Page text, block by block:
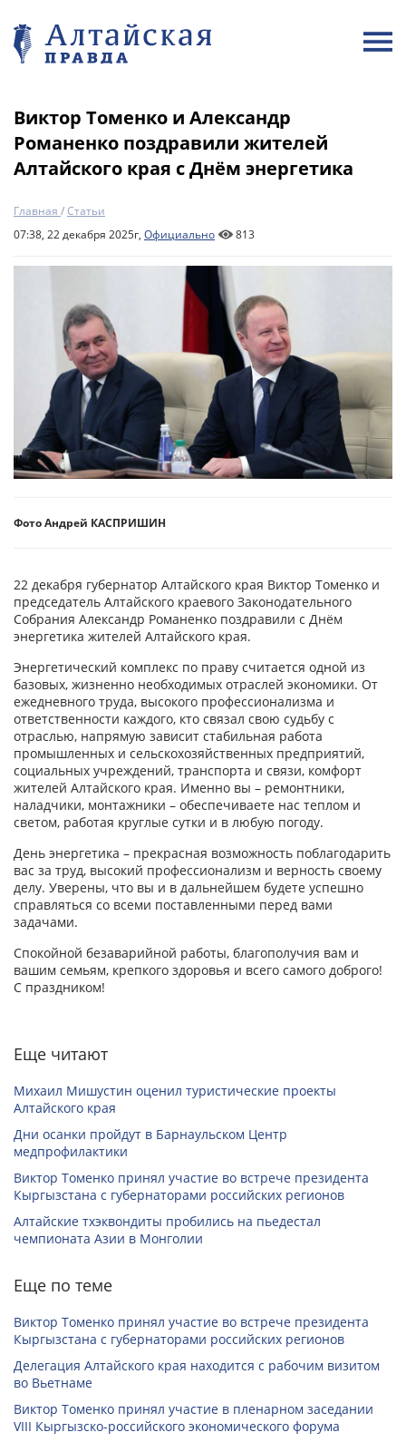
Виктор Томенко и Александр
Романенко поздравили жителей
Алтайского края с Днём энергетика
Главная /Статьи
07:38, 22 декабря 2025г, Официально 813
Фото Андрей КАСПРИШИН
22 декабря губернатор Алтайского края Виктор Томенко и
председатель Алтайского краевого Законодательного
Собрания Александр Романенко поздравили с Днём
энергетика жителей Алтайского края.
Энергетический комплекс по праву считается одной из
базовых, жизненно необходимых отраслей экономики. От
ежедневного труда, высокого профессионализма и
ответственности каждого, кто связал свою судьбу с
отраслью, напрямую зависит стабильная работа
промышленных и сельскохозяйственных предприятий,
социальных учреждений, транспорта и связи, комфорт
жителей Алтайского края. Именно вы – ремонтники,
наладчики, монтажники – обеспечиваете нас теплом и
светом, работая круглые сутки и в любую погоду.
День энергетика – прекрасная возможность поблагодарить
вас за труд, высокий профессионализм и верность своему
делу. Уверены, что вы и в дальнейшем будете успешно
справляться со всеми поставленными перед вами
задачами.
Спокойной безаварийной работы, благополучия вам и
вашим семьям, крепкого здоровья и всего самого доброго!
С праздником!
Еще читают
Михаил Мишустин оценил туристические проекты
Алтайского края
Дни осанки пройдут в Барнаульском Центр
медпрофилактики
Виктор Томенко принял участие во встрече президента
Кыргызстана с губернаторами российских регионов
Алтайские тхэквондиты пробились на пьедестал
чемпионата Азии в Монголии
Еще по теме
Виктор Томенко принял участие во встрече президента
Кыргызстана с губернаторами российских регионов
Делегация Алтайского края находится с рабочим визитом
во Вьетнаме
Виктор Томенко принял участие в пленарном заседании
VIII Кыргызско-российского экономического форума